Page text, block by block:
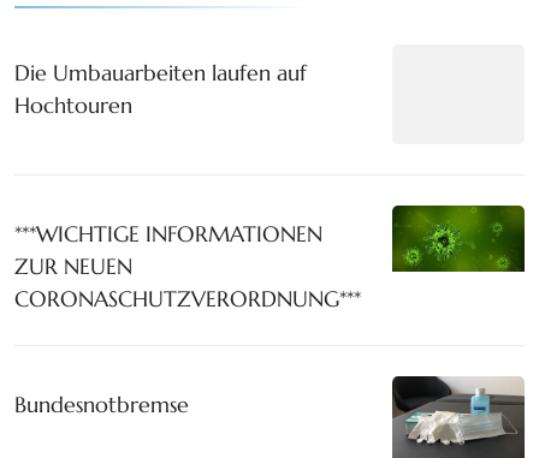
Die Umbauarbeiten laufen auf
Hochtouren
***WICHTIGE INFORMATIONEN
ZUR NEUEN
CORONASCHUTZVERORDNUNG***
Bundesnotbremse